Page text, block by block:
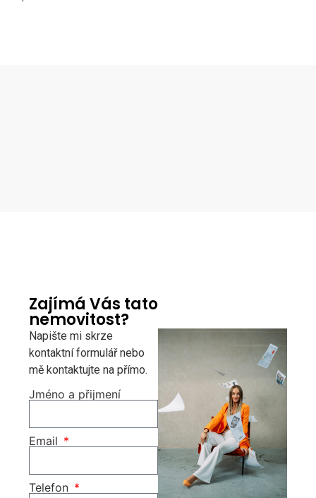
Zajímá Vás tato
nemovitost?
Napište mi skrze
kontaktní formulář nebo
mě kontaktujte na přímo.
Jméno a přijmení
Email
Telefon